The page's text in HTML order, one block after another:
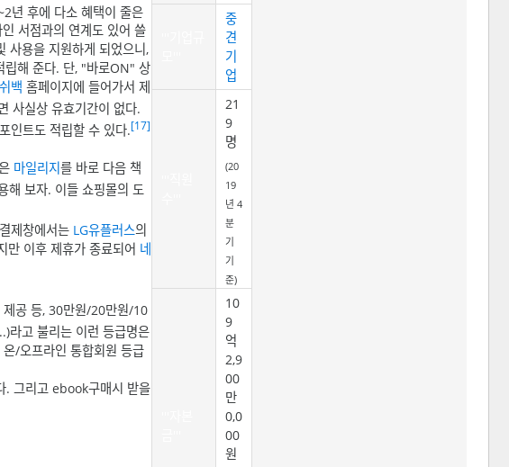
중
견
기
업
21
9
명
(20
19
년 4
분
기
기
준)
10
9
억
2,9
00
만
0,0
00
원
년 후에 다소 혜택이 줄은
서점과의 연계도 있어 쓸
사용을 지원하게 되었으니,
립해 준다. 단, "바로ON" 상
백 홈페이지에 들어가서 제
사실상 유효기간이 없다.
인트도 적립할 수 있다.[17]
마일리지를 바로 다음 책
해 보자. 이들 쇼핑몰의 도
제창에서는 LG유플러스의
만 이후 제휴가 종료되어 네
제공 등, 30만원/20만원/10
라고 불리는 이런 등급명은
/오프라인 통합회원 등급
. 그리고 ebook구매시 받을